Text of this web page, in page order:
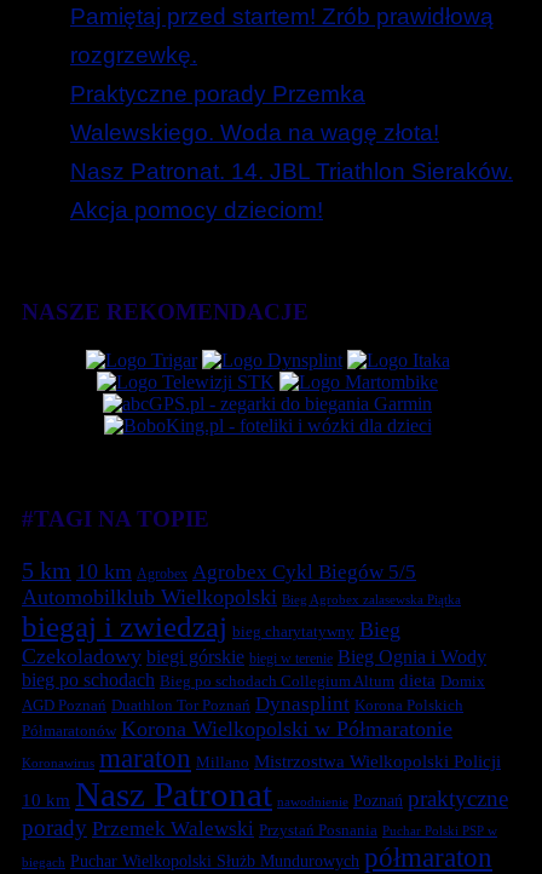
Pamiętaj przed startem! Zrób prawidłową
rozgrzewkę.
Praktyczne porady Przemka
Walewskiego. Woda na wagę złota!
Nasz Patronat. 14. JBL Triathlon Sieraków.
Akcja pomocy dzieciom!
NASZE REKOMENDACJE
#TAGI NA TOPIE
5 km 10 km Agrobex Agrobex Cykl Biegów 5/5
Automobilklub Wielkopolski Bieg Agrobex zalasewska Piątka
biegaj i zwiedzaj bieg charytatywny Bieg
Czekoladowy biegi górskie biegi w terenie Bieg Ognia i Wody
bieg po schodach Bieg po schodach Collegium Altum dieta Domix
AGD Poznań Duathlon Tor Poznań Dynasplint Korona Polskich
Półmaratonów Korona Wielkopolski w Półmaratonie
Koronawirus maraton Millano Mistrzostwa Wielkopolski Policji
10 km Nasz Patronat nawodnienie Poznań praktyczne
porady Przemek Walewski Przystań Posnania Puchar Polski PSP w
biegach Puchar Wielkopolski Służb Mundurowych półmaraton